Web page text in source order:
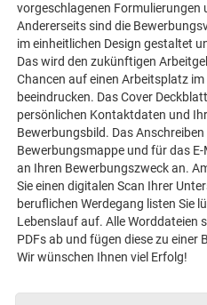
vorgeschlagenen Formulierungen
Andererseits sind die
im einheitlichen Design gestaltet
Das wird den zukünftigen
Chancen auf einen Arbeitsplatz
beeindrucken. Das Cover
persönlichen Kontaktdaten und
Bewerbungsbild. Das
Bewerbungsmappe und für das
an Ihren Bewerbungszweck an.
Sie einen digitalen Scan Ihrer
beruflichen Werdegang listen Sie
Lebenslauf auf. Alle Worddateien
PDFs ab und fügen diese zu einer
Wir wünschen Ihnen viel Erfolg!